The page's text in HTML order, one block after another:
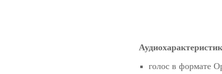
голос в формате